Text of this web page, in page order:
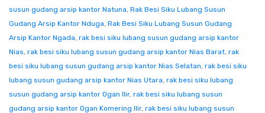
susun gudang arsip kantor Natuna, Rak Besi Siku Lubang Susun
Gudang Arsip Kantor Nduga, Rak Besi Siku Lubang Susun Gudang
Arsip Kantor Ngada, rak besi siku lubang susun gudang arsip kantor
Nias, rak besi siku lubang susun gudang arsip kantor Nias Barat, rak
besi siku lubang susun gudang arsip kantor Nias Selatan, rak besi siku
lubang susun gudang arsip kantor Nias Utara, rak besi siku lubang
susun gudang arsip kantor Ogan Ilir, rak besi siku lubang susun
gudang arsip kantor Ogan Komering Ilir, rak besi siku lubang susun